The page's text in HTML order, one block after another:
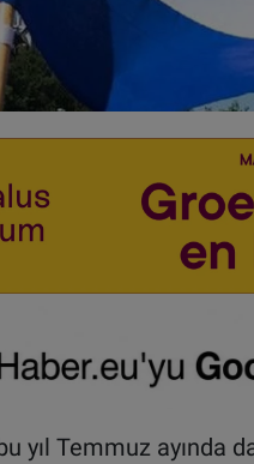
yıl Temmuz